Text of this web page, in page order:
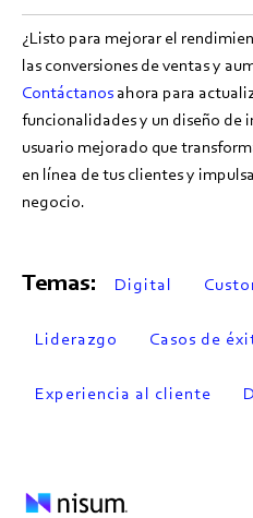
¿Listo para mejorar el
las conversiones de ventas y
Contáctanos ahora para
funcionalidades y un diseño de
usuario mejorado que
en línea de tus clientes y
negocio.
Temas: Digital
Liderazgo Casos de
Experiencia al cliente